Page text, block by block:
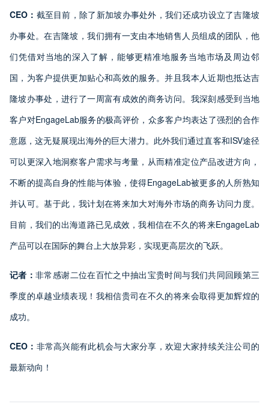
CEO： 截至目前，除了新加坡办事处外，我们还成功设立了吉隆坡
办事处。在吉隆坡，我们拥有一支由本地销售人员组成的团队，他
们凭借对当地的深入了解，能够更精准地服务当地市场及周边邻
国，为客户提供更加贴心和高效的服务。并且我本人近期也抵达吉
隆坡办事处，进行了一周富有成效的商务访问。我深刻感受到当地
客户对EngageLab服务的极高评价，众多客户均表达了强烈的合作
意愿，这无疑展现出海外的巨大潜力。此外我们通过直客和ISV途径
可以更深入地洞察客户需求与考量，从而精准定位产品改进方向，
不断的提高自身的性能与体验，使得EngageLab被更多的人所熟知
并认可。基于此，我计划在将来加大对海外市场的商务访问力度。
目前，我们的出海道路已见成效，我相信在不久的将来EngageLab
产品可以在国际的舞台上大放异彩，实现更高层次的飞跃。
记者：非常感谢二位在百忙之中抽出宝贵时间与我们共同回顾第三
季度的卓越业绩表现！我相信贵司在不久的将来会取得更加辉煌的
成功。
CEO： 非常高兴能有此机会与大家分享，欢迎大家持续关注公司的
最新动向！